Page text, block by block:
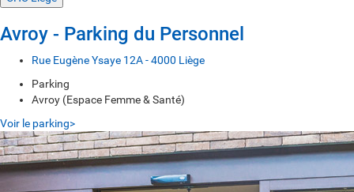
Avroy - Parking du Personnel
Rue Eugène Ysaye 12A - 4000 Liège
Parking
Avroy (Espace Femme & Santé)
Voir le parking>